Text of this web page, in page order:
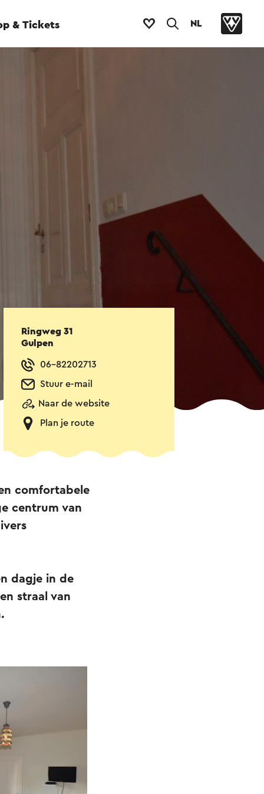
& Tickets NL
Ringweg 31
Gulpen
06-82202713
Stuur e-mail
Naar de website
Plan je route
comfortabele
centrum van
dagje in de
straal van